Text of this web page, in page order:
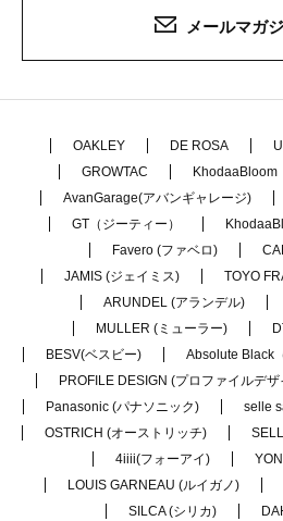
メールマガ
OAKLEY DE ROSA
GROWTAC
KhodaaBloom
AvanGarage(アバンギャレージ)
GT（ジーティー）
Favero (ファベロ)
JAMIS (ジェイミス)
TOYO
ARUNDEL (アランデル)
MULLER (ミューラー)
BESV(ベスビー)
Absolute Black
PROFILE DESIGN (プロファイルデザ
Panasonic (パナソニック)
selle
OSTRICH (オーストリッチ)
4iiii(フォーアイ)
LOUIS GARNEAU (ルイガノ)
SILCA (シリカ)